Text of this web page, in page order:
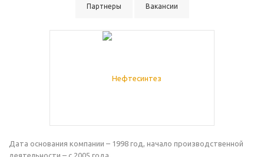
Партнеры Вакансии
Дата основания компании – 1998 год, начало производственной
деятельности – с 2005 года.